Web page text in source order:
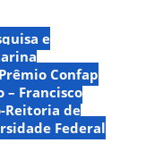
e
Prêmio Confap
– Francisco
Reitoria de
Federal